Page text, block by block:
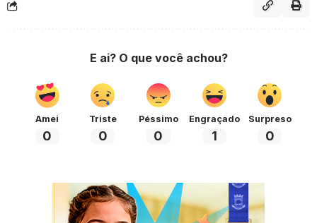
E ai? O que você achou?
Amei
0
Triste
0
Péssimo
0
Engraçado
1
Surpreso
0